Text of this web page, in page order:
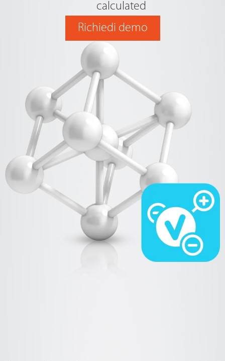
calculated
Richiedi demo